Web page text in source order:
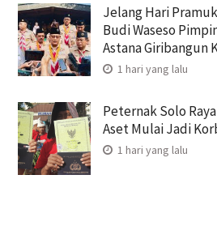
Jelang Hari
Budi Waseso
Astana Giribangun
1 hari yang lalu
Peternak Solo
Aset Mulai Jadi
1 hari yang lalu